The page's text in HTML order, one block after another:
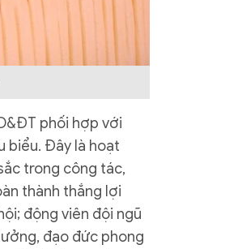
phối hợp với
biểu. Đây là hoạt
trong công tác,
thành thắng lợi
động viên đội ngũ
đạo đức phong